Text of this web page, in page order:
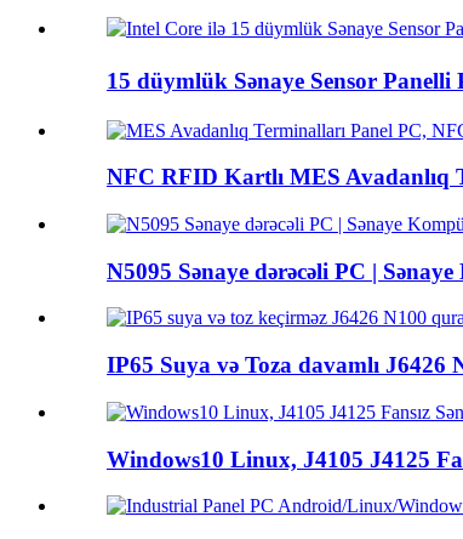
15 düymlük Sənaye Sensor
NFC RFID Kartlı MES Avadanlıq
N5095 Sənaye dərəcəli PC |
IP65 Suya və Toza davamlı J6426
Windows10 Linux, J4105 J4125